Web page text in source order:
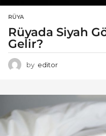
RÜYA
Rüyada Siyah
Gelir?
by editor